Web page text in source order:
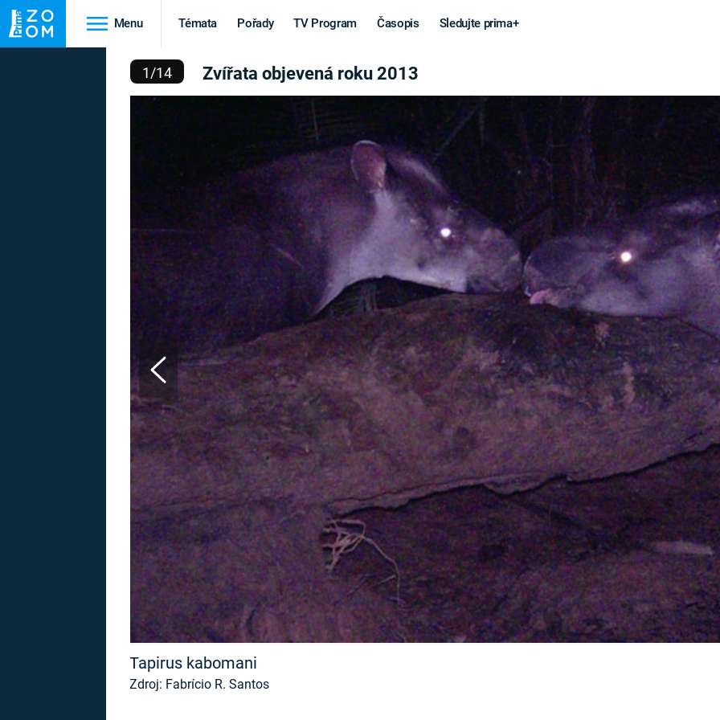
Menu Témata Pořady TV Program Časopis Sledujte prima+
Historie
PANDEMIE
STAROVĚKÝ EGYPT
Věda a
technika
KORONAVIRUS
VESMÍR
MARS
Války
STUDENÁ
VIETNAMU
VÁLEČNÉ
SERIÁLY
světová válka
PRVNÍ SVĚTOVÁ
Výročí
MARIE TEREZIE
NAPOLEON
BONAPARTE
BRITSKÁ
KRÁLOVSKÁ
RODINA
Záhady a
konspirace
UFO A
MIMOZEMŠŤANÉ
UTAJENÉ PŘÍBĚHY
ČESKÝCH DĚJIN
ALTERNATIVNÍ
HISTORIE
FILMY
REALITA
HORORY
REALITA
OPTICKÉ
KLAMY
ROKU 2013
1/14 Zvířata objevená roku 2013
Tapirus kabomani
Zdroj: Fabrício R. Santos